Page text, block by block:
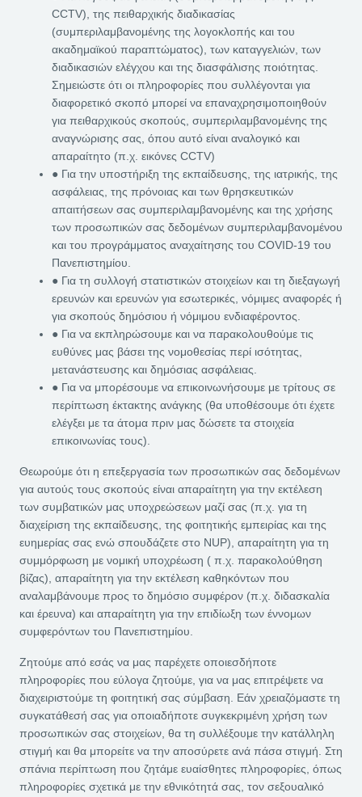
CCTV), της πειθαρχικής διαδικασίας
(συμπεριλαμβανομένης της λογοκλοπής και του
ακαδημαϊκού παραπτώματος), των καταγγελιών, των
διαδικασιών ελέγχου και της διασφάλισης ποιότητας.
Σημειώστε ότι οι πληροφορίες που συλλέγονται για
διαφορετικό σκοπό μπορεί να επαναχρησιμοποιηθούν
για πειθαρχικούς σκοπούς, συμπεριλαμβανομένης της
αναγνώρισης σας, όπου αυτό είναι αναλογικό και
απαραίτητο (π.χ. εικόνες CCTV)
● Για την υποστήριξη της εκπαίδευσης, της ιατρικής, της
ασφάλειας, της πρόνοιας και των θρησκευτικών
απαιτήσεων σας συμπεριλαμβανομένης και της χρήσης
των προσωπικών σας δεδομένων συμπεριλαμβανομένου
και του προγράμματος αναχαίτησης του COVID-19 του
Πανεπιστημίου.
● Για τη συλλογή στατιστικών στοιχείων και τη διεξαγωγή
ερευνών και ερευνών για εσωτερικές, νόμιμες αναφορές ή
για σκοπούς δημόσιου ή νόμιμου ενδιαφέροντος.
● Για να εκπληρώσουμε και να παρακολουθούμε τις
ευθύνες μας βάσει της νομοθεσίας περί ισότητας,
μετανάστευσης και δημόσιας ασφάλειας.
● Για να μπορέσουμε να επικοινωνήσουμε με τρίτους σε
περίπτωση έκτακτης ανάγκης (θα υποθέσουμε ότι έχετε
ελέγξει με τα άτομα πριν μας δώσετε τα στοιχεία
επικοινωνίας τους).
Θεωρούμε ότι η επεξεργασία των προσωπικών σας δεδομένων
για αυτούς τους σκοπούς είναι απαραίτητη για την εκτέλεση
των συμβατικών μας υποχρεώσεων μαζί σας (π.χ. για τη
διαχείριση της εκπαίδευσης, της φοιτητικής εμπειρίας και της
ευημερίας σας ενώ σπουδάζετε στο NUP), απαραίτητη για τη
συμμόρφωση με νομική υποχρέωση ( π.χ. παρακολούθηση
βίζας), απαραίτητη για την εκτέλεση καθηκόντων που
αναλαμβάνουμε προς το δημόσιο συμφέρον (π.χ. διδασκαλία
και έρευνα) και απαραίτητη για την επιδίωξη των έννομων
συμφερόντων του Πανεπιστημίου.
Ζητούμε από εσάς να μας παρέχετε οποιεσδήποτε
πληροφορίες που εύλογα ζητούμε, για να μας επιτρέψετε να
διαχειριστούμε τη φοιτητική σας σύμβαση. Εάν χρειαζόμαστε τη
συγκατάθεσή σας για οποιαδήποτε συγκεκριμένη χρήση των
προσωπικών σας στοιχείων, θα τη συλλέξουμε την κατάλληλη
στιγμή και θα μπορείτε να την αποσύρετε ανά πάσα στιγμή. Στη
σπάνια περίπτωση που ζητάμε ευαίσθητες πληροφορίες, όπως
πληροφορίες σχετικά με την εθνικότητά σας, τον σεξουαλικό